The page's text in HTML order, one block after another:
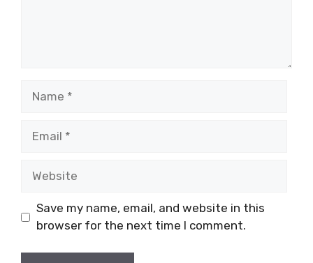
Save my name, email, and website in this
browser for the next time I comment.